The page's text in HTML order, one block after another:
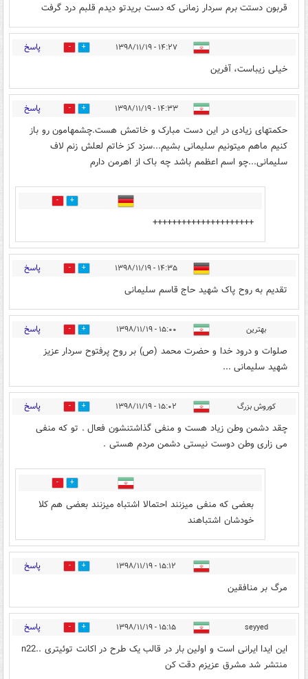
قربون دستت برم سردار زمانی که دست بریدتو دیدم قلبم درد گرفت
۱۴:۲۷ - ۱۳۹۸/۱۱/۱۹ 220 پاسخ
خیلی زیباست، آفرین
۱۴:۳۳ - ۱۳۹۸/۱۱/۱۹ 150 پاسخ
حکمتهای زیادی در این دست مبارک و خاتمش هست.چشمهامون رو باز
کنیم ماهم میتونیم سلیمانی بشیم...سزد کز خاتم لعلش زنم لاف
سلیمانی...چو اسم اعظمم باشد چه باک از اهرمن دارم
4
+++++++++++++++++++++
۱۴:۳۵ - ۱۳۹۸/۱۱/۱۹ 246 پاسخ
تقدیم به روح پاک شهید حاج قاسم سلیمانی
بهترین ۱۵:۰۰ - ۱۳۹۸/۱۱/۱۹ 239 پاسخ
صلوات و درود خدا و حضرت محمد (ص) بر روح پرفتوح سردار عزیز
شهید سلیمانی ...
کوروش بزرگ ۱۵:۰۲ - ۱۳۹۸/۱۱/۱۹ 293 پاسخ
چقد دشمن وطن زیاد هست و منفی گذاشتنشون فعال . تو که منفی
می زاری وطن دوست نیستی دشمن مردم هستی .
3
بعضی که منفی میزنند احتمالا اشتباه میزنند بعضی هم کلا
خودشان اشتباهند
۱۵:۱۲ - ۱۳۹۸/۱۱/۱۹ 133 پاسخ
مرگ بر منافقين
seyyed ۱۵:۱۵ - ۱۳۹۸/۱۱/۱۹ 40 پاسخ
این ایدا ایرانی است و اولین بار در قالب یک طرح در اکانت توئیتری ..n22
منتشر شد مشرق عزیزم دقت کن